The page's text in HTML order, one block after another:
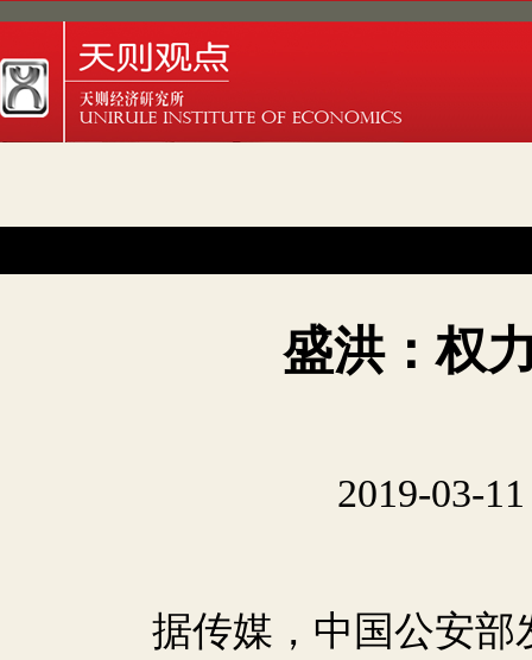
盛洪：权
2019-03-
据传媒，中国公安